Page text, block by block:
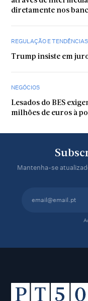
diretamente nos
REGULAÇÃO E TENDÊNCIAS
Trump insiste em
NEGÓCIOS
Lesados do BES
milhões de euros à
Mantenha-se